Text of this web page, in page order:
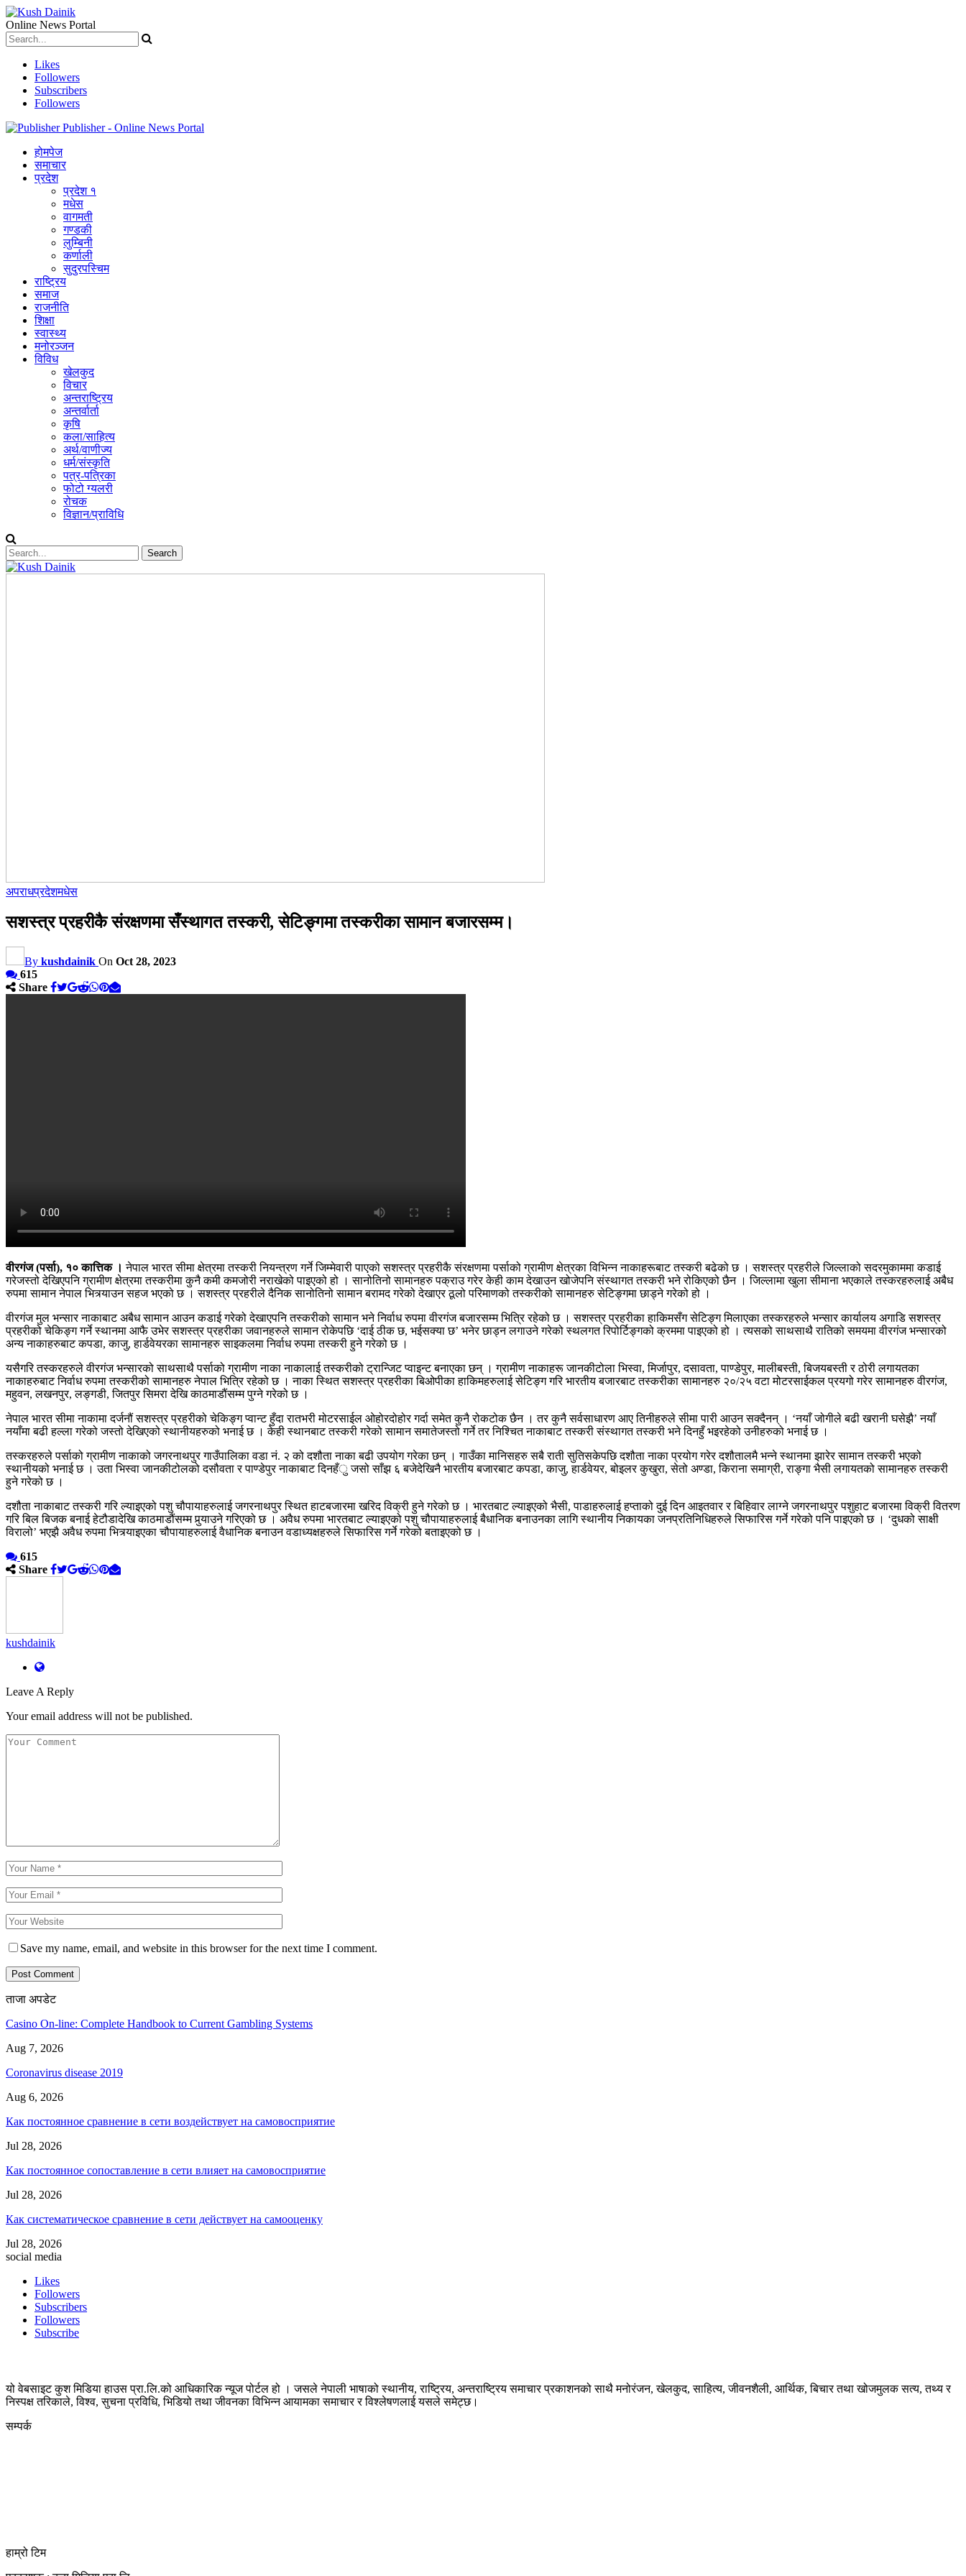
Online News Portal
Likes
Followers
Subscribers
Followers
Publisher - Online News Portal
होमपेज
समाचार
प्रदेश
प्रदेश १
मधेस
वागमती
गण्डकी
लुम्बिनी
कर्णाली
सुदुरपस्चिम
राष्ट्रिय
समाज
राजनीति
शिक्षा
स्वास्थ्य
मनोरञ्जन
विविध
खेलकुद
विचार
अन्तराष्ट्रिय
अन्तर्वार्ता
कृषि
कला/साहित्य
अर्थ/वाणीज्य
धर्म/संस्कृति
पत्र-पत्रिका
फोटो ग्यलरी
रोचक
विज्ञान/प्राविधि
अपराधप्रदेशमधेस
सशस्त्र प्रहरीकै संरक्षणमा सँस्थागत तस्करी, सेटिङ्गमा तस्करीका सामान बजारसम्म।
By kushdainik On Oct 28, 2023
615
Share
वीरगंज (पर्सा), १० कात्तिक । नेपाल भारत सीमा क्षेत्रमा तस्करी नियन्त्रण गर्ने जिम्मेवारी पाएको सशस्त्र प्रहरीकै संरक्षणमा पर्साको ग्रामीण क्षेत्रका विभिन्न नाकाहरूबाट तस्करी बढेको छ । सशस्त्र प्रहरीले जिल्लाको सदरमुकाममा कडाई
गरेजस्तो देखिएपनि ग्रामीण क्षेत्रमा तस्करीमा कुनै कमी कमजोरी नराखेको पाइएको हो । सानोतिनो सामानहरु पक्राउ गरेर केही काम देखाउन खोजेपनि संस्थागत तस्करी भने रोकिएको छैन । जिल्लामा खुला सीमाना भएकाले तस्करहरुलाई अबैध
रुपमा सामान नेपाल भित्र्याउन सहज भएको छ । सशस्त्र प्रहरीले दैनिक सानोतिनो सामान बरामद गरेको देखाएर ठूलो परिमाणको तस्करीको सामानहरु सेटिङ्गमा छाड्ने गरेको हो ।
वीरगंज मुल भन्सार नाकाबाट अबैध सामान आउन कडाई गरेको देखाएपनि तस्करीको सामान भने निर्वाध रुपमा वीरगंज बजारसम्म भित्रि रहेको छ । सशस्त्र प्रहरीका हाकिमसँग सेटिङ्ग मिलाएका तस्करहरुले भन्सार कार्यालय अगाडि सशस्त्र
प्रहरीको चेकिङ्ग गर्ने स्थानमा आफै उभेर सशस्त्र प्रहरीका जवानहरुले सामान रोकेपछि ‘दाई ठीक छ, भईसक्या छ’ भनेर छाड्न लगाउने गरेको स्थलगत रिपोर्टिङ्गको क्रममा पाइएको हो । त्यसको साथसाथै रातिको समयमा वीरगंज भन्सारको
अन्य नाकाहरुबाट कपडा, काजु, हार्डवेयरका सामानहरु साइकलमा निर्वाध रुपमा तस्करी हुने गरेको छ ।
यसैगरि तस्करहरुले वीरगंज भन्सारको साथसाथै पर्साको ग्रामीण नाका नाकालाई तस्करीको ट्रान्जिट प्वाइन्ट बनाएका छन् । ग्रामीण नाकाहरू जानकीटोला भिस्वा, मिर्जापुर, दसावता, पाण्डेपुर, मालीबस्ती, बिजयबस्ती र ठोरी लगायतका
नाकाहरुबाट निर्वाध रुपमा तस्करीको सामानहरु नेपाल भित्रि रहेको छ । नाका स्थित सशस्त्र प्रहरीका बिओपीका हाकिमहरुलाई सेटिङ्ग गरि भारतीय बजारबाट तस्करीका सामानहरु २०/२५ वटा मोटरसाईकल प्रयगो गरेर सामानहरु वीरगंज,
महुवन, लखनपुर, लङ्गडी, जितपुर सिमरा देखि काठमाडौंसम्म पुग्ने गरेको छ ।
नेपाल भारत सीमा नाकामा दर्जनौं सशस्त्र प्रहरीको चेकिङ्ग प्वान्ट हुँदा रातभरी मोटरसाईल ओहोरदोहोर गर्दा समेत कुनै रोकटोक छैन । तर कुनै सर्वसाधारण आए तिनीहरुले सीमा पारी आउन सक्दैनन् । ‘नयाँ जोगीले बढी खरानी घसेझै’ नयाँ
नयाँमा बढी हल्ला गरेको जस्तो देखिएको स्थानीयहरुको भनाई छ । केही स्थानबाट तस्करी गरेको सामान समातेजस्तो गर्ने तर निश्चित नाकाबाट तस्करी संस्थागत तस्करी भने दिनहुँ भइरहेको उनीहरुको भनाई छ ।
तस्करहरुले पर्साको ग्रामीण नाकाको जगरनाथपुर गाउँपालिका वडा नं. २ को दशौता नाका बढी उपयोग गरेका छन् । गाउँका मानिसहरु सबै राती सुतिसकेपछि दशौता नाका प्रयोग गरेर दशौतालमै भन्ने स्थानमा झारेर सामान तस्करी भएको
स्थानीयको भनाई छ । उता भिस्वा जानकीटोलको दसौवता र पाण्डेपुर नाकाबाट दिनहँु जसो साँझ ६ बजेदेखिनै भारतीय बजारबाट कपडा, काजु, हार्डवेयर, बोइलर कुखुरा, सेतो अण्डा, किराना समाग्री, राङ्गा भैसी लगायतको सामानहरु तस्करी
हुने गरेको छ ।
दशौता नाकाबाट तस्करी गरि ल्याइएको पशु चौपायाहरुलाई जगरनाथपुर स्थित हाटबजारमा खरिद विक्री हुने गरेको छ । भारतबाट ल्याइएको भैसी, पाडाहरुलाई हप्ताको दुई दिन आइतवार र बिहिवार लाग्ने जगरनाथपुर पशुहाट बजारमा विक्री वितरण
गरि बिल बिजक बनाई हेटौडादेखि काठमाडौंसम्म पुर्‍याउने गरिएको छ । अवैध रुपमा भारतबाट ल्याइएको पशु चौपायाहरुलाई बैधानिक बनाउनका लागि स्थानीय निकायका जनप्रतिनिधिहरुले सिफारिस गर्ने गरेको पनि पाइएको छ । ‘दुधको साक्षी
विरालो’ भएझै अवैध रुपमा भित्र्याइएका चौपायाहरुलाई वैधानिक बनाउन वडाध्यक्षहरुले सिफारिस गर्ने गरेको बताइएको छ ।
615
Share
kushdainik
Leave A Reply
Your email address will not be published.
Save my name, email, and website in this browser for the next time I comment.
ताजा अपडेट
Casino On-line: Complete Handbook to Current Gambling Systems
Aug 7, 2026
Coronavirus disease 2019
Aug 6, 2026
Как постоянное сравнение в сети воздействует на самовосприятие
Jul 28, 2026
Как постоянное сопоставление в сети влияет на самовосприятие
Jul 28, 2026
Как систематическое сравнение в сети действует на самооценку
Jul 28, 2026
social media
Likes
Followers
Subscribers
Followers
Subscribe
यो वेबसाइट कुश मिडिया हाउस प्रा.लि.को आधिकारिक न्यूज पोर्टल हो । जसले नेपाली भाषाको स्थानीय, राष्ट्रिय, अन्तराष्ट्रिय समाचार प्रकाशनको साथै मनोरंजन, खेलकुद, साहित्य, जीवनशैली, आर्थिक, बिचार तथा खोजमुलक सत्य, तथ्य र
निस्पक्ष तरिकाले, विश्व, सुचना प्रविधि, भिडियो तथा जीवनका विभिन्न आयामका समाचार र विश्लेषणलाई यसले समेट्छ।
सम्पर्क
हाम्रो टिम